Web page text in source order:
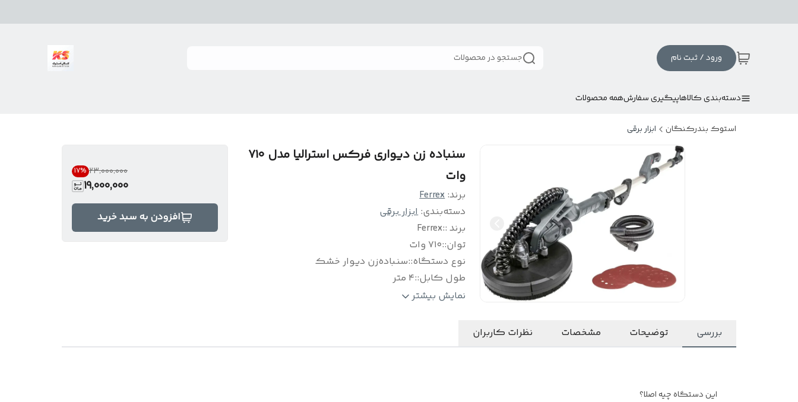
ورود / ثبت نام جستجو در محصولات
دسته‌بندی کالاهاپیگیری سفارشهمه محصولات
استوک بندرکنگان ابزار برقی
سنباده زن دیواری فرکس استرالیا مدل ۷۱۰
وات
برند:Ferrex
دسته‌بندی:ابزار برقی
برند ::
Ferrex
توان::۷۱۰ وات
نوع دستگاه::سنباده‌زن دیوار خشک
طول کابل::۴ متر
دسته تلسکوپی:
نمایش بیشتر
۲۳٬۰۰۰٬۰۰۰ 17%
19,000,000
افزودن به سبد خرید
بررسی توضیحات مشخصات نظرات کاربران
این دستگاه چیه اصلا؟